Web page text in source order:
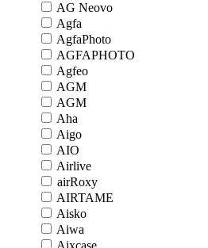
AG Neovo
Agfa
AgfaPhoto
AGFAPHOTO
Agfeo
AGM
AGM
Aha
Aigo
AIO
Airlive
airRoxy
AIRTAME
Aisko
Aiwa
Aixcase